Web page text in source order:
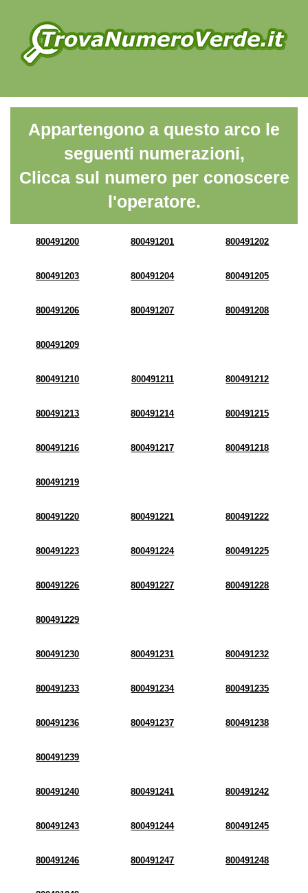
Appartengono a questo arco le
seguenti numerazioni,
Clicca sul numero per conoscere
l'operatore.
800491200 800491201 800491202
800491203 800491204 800491205
800491206 800491207 800491208
800491209
800491210 800491211 800491212
800491213 800491214 800491215
800491216 800491217 800491218
800491219
800491220 800491221 800491222
800491223 800491224 800491225
800491226 800491227 800491228
800491229
800491230 800491231 800491232
800491233 800491234 800491235
800491236 800491237 800491238
800491239
800491240 800491241 800491242
800491243 800491244 800491245
800491246 800491247 800491248